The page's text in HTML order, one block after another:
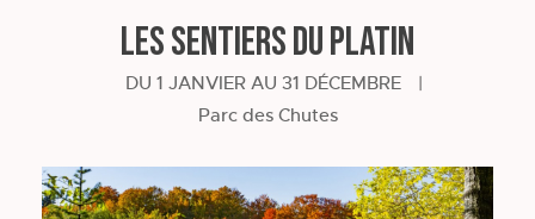
Les sentiers du Platin
DU 1 JANVIER AU 31 DÉCEMBRE
|
Parc des Chutes